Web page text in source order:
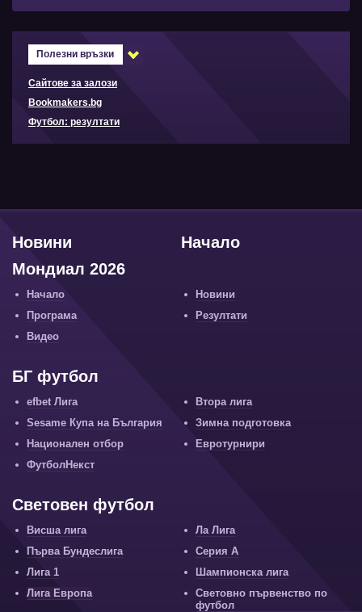
Полезни връзки
Сайтове за залози
Bookmakers.bg
Футбол: резултати
Начало
Новини
Мондиал 2026
Начало
Новини
Програма
Резултати
Видео
БГ футбол
efbet Лига
Втора лига
Sesame Купа на България
Зимна подготовка
Национален отбор
Евротурнири
ФутболНекст
Световен футбол
Висша лига
Ла Лига
Първа Бундеслига
Серия А
Лига 1
Шампионска лига
Лига Европа
Световно първенство по
футбол